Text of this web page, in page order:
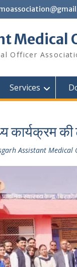
Medical
Officer
Services
कार्यक्रम
Assistant Medical